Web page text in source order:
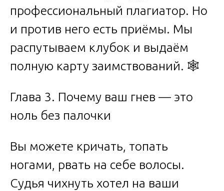
профессиональный плагиатор. Но
и против него есть приёмы. Мы
распутываем клубок и выдаём
полную карту заимствований. 🕸️
Глава 3. Почему ваш гнев — это
ноль без палочки
Вы можете кричать, топать
ногами, рвать на себе волосы.
Судья чихнуть хотел на ваши